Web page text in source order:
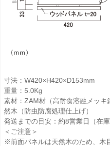
寸法：W420×H420×D153mm
重量：5.0Kg
素材：ZAM材（高耐食溶融メッ
然木（防虫防腐処理仕上げ）
発送までの目安：約8営業日（在庫
＜ご注意＞
※前面パネルは天然木のため、木